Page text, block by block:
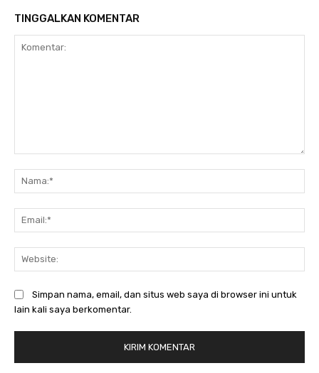
TINGGALKAN KOMENTAR
Simpan nama, email, dan situs web saya di browser ini untuk
lain kali saya berkomentar.